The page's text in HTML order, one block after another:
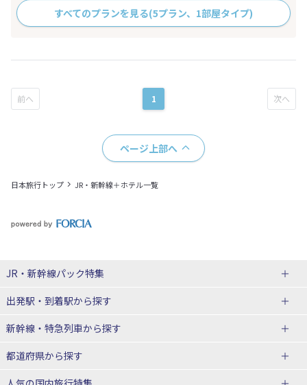
すべてのプランを見る(5プラン、1部屋タイプ)
1
ページ上部へ
日本旅行トップ JR・新幹線＋ホテル一覧
JR・新幹線パック特集
JR・新幹線＋ホテルパック
出張パック
出発駅・到着駅から探す
秋田⇔東京 新幹線パック
仙台→東京 新幹線パック
新幹線・特急列車から探す
北海道新幹線 旅行
都道府県から探す